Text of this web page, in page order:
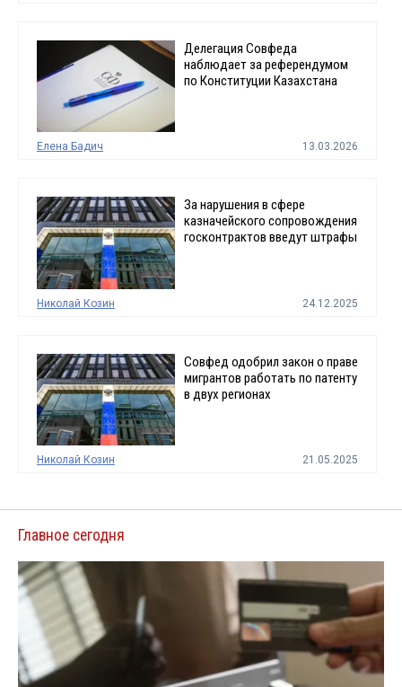
Делегация Совфеда
наблюдает за референдумом
по Конституции Казахстана
Елена Бадич 13.03.2026
За нарушения в сфере
казначейского сопровождения
госконтрактов введут штрафы
Николай Козин 24.12.2025
Совфед одобрил закон о праве
мигрантов работать по патенту
в двух регионах
Николай Козин 21.05.2025
Главное сегодня